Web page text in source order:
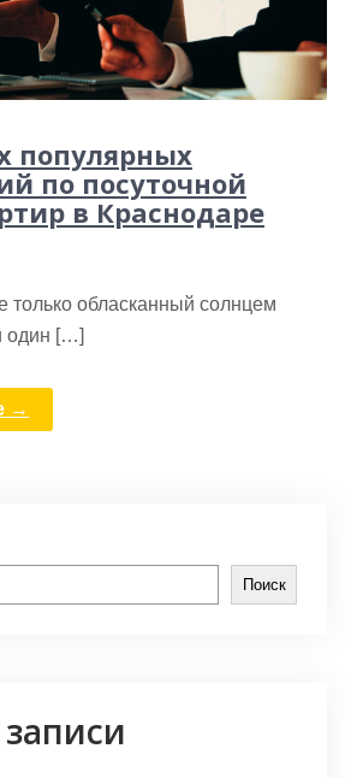
популярных
по посуточной
в Краснодаре
только обласканный солнцем
один […]
→
Поиск